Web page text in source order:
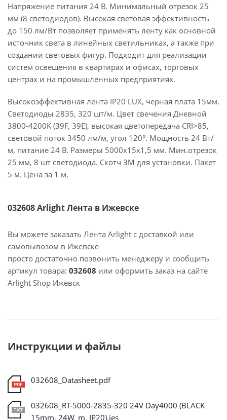
Напряжение питания 24 В. Минимальный отрезок 25
мм (8 светодиодов). Высокая световая эффективность
до 150 лм/Вт позволяет применять ленту как основной
источник света в линейных светильниках, а также при
создании световых фигур. Подходит для реализации
систем освещения в квартирах и офисах, торговых
центрах и на промышленных предприятиях.
Высокоэффективная лента IP20 LUX, черная плата 15мм.
Светодиоды 2835, 320 шт/м. Цвет свечения Дневной
3800-4200K (39F, 39E), высокая цветопередача CRI>85,
световой поток 3450 лм/м, угол 120°. Мощность 24 Вт/
м, питание 24 В. Размеры 5000х15х1,5 мм. Мин.отрезок
25 мм, 8 шт светодиода. Скотч 3М для установки. Пакет
5 м. Цена за 1 м.
032608 Arlight Лента в Ижевске
Вы можете заказать Лента Arlight с доставкой или
самовывозом в Ижевске
просто достаточно позвонить менеджеру и сообщить
артикул товара: 032608 или оформить заказ на сайте
Arlight Shop Ижевск
Инструкции и файлы
032608_Datasheet.pdf
032608_RT-5000-2835-320 24V Day4000 (BLACK
15mm, 24W_m, IP20).ies